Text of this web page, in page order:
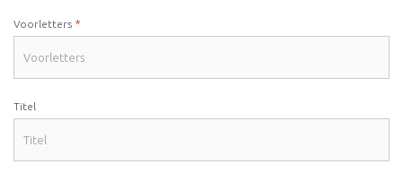
Voorletters *
Titel